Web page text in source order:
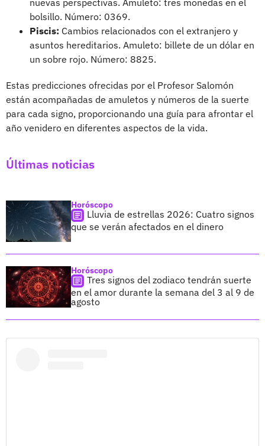
bolsillo. Número: 0369.
Piscis: Cambios relacionados con el extranjero y
asuntos hereditarios. Amuleto: billete de un dólar en
un sobre rojo. Número: 8825.
Estas predicciones ofrecidas por el Profesor Salomón
están acompañadas de amuletos y números de la suerte
para cada signo, proporcionando una guía para afrontar el
año venidero en diferentes aspectos de la vida.
Últimas noticias
Horóscopo
Lluvia de estrellas 2026: Cuatro signos
que se verán afectados en el dinero
Horóscopo
Tres signos del zodiaco tendrán suerte
en el amor durante la semana del 3 al 9 de
agosto